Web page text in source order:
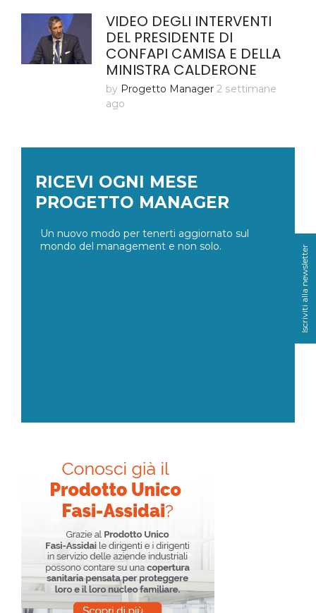
VIDEO DEGLI INTERVENTI
DEL PRESIDENTE DI
CONFAPI CAMISA E DELLA
MINISTRA CALDERONE
by Progetto Manager 2 settimane
ago
RICEVI OGNI MESE
PROGETTO MANAGER
Un nuovo modo per tenerti aggiornato sul
mondo del management e non solo.
Iscriviti alla newsletter